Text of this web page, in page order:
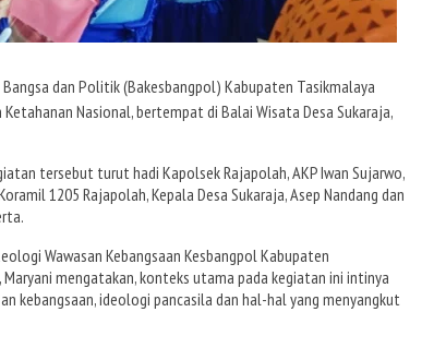
dan Politik (Bakesbangpol) Kabupaten Tasikmalaya
Nasional, bertempat di Balai Wisata Desa Sukaraja,
tersebut turut hadi Kapolsek Rajapolah, AKP Iwan Sujarwo,
1205 Rajapolah, Kepala Desa Sukaraja, Asep Nandang dan
Wawasan Kebangsaan Kesbangpol Kabupaten
mengatakan, konteks utama pada kegiatan ini intinya
kebangsaan, ideologi pancasila dan hal-hal yang menyangkut